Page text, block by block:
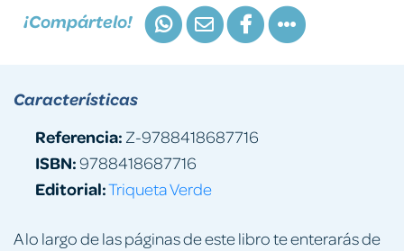
¡Compártelo!
A lo largo de las páginas de este libro te enterarás de
Características
Referencia: Z-9788418687716
ISBN:9788418687716
Editorial:Triqueta Verde